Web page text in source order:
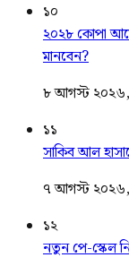
১০
২০২৮ কোপা
মানবেন?
৮ আগস্ট
১১
সাকিব আল
৭ আগস্ট
১২
নতুন পে-স্কেল